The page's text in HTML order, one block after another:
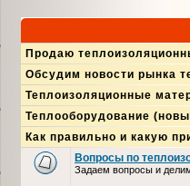
Продаю
Обсудим новости рынка
Теплоизоляционные
Теплооборудование
Как правильно и какую
Вопросы по
Задаем вопросы и